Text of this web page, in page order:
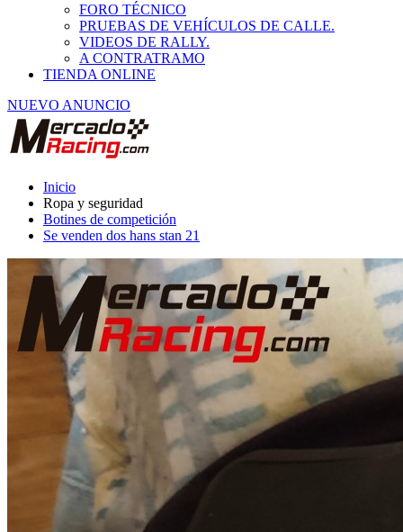
PRUEBAS DE VEHÍCULOS DE CALLE.
VIDEOS DE RALLY.
A CONTRATRAMO
TIENDA ONLINE
NUEVO ANUNCIO
Ropa y seguridad
Botines de competición
Se venden dos hans stan 21